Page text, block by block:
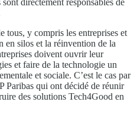
tous, y compris les entreprises et
en silos et la réinvention de la
doivent ouvrir leur
et faire de la technologie un
et sociale. C’est le cas par
Paribas qui ont décidé de réunir
des solutions Tech4Good en